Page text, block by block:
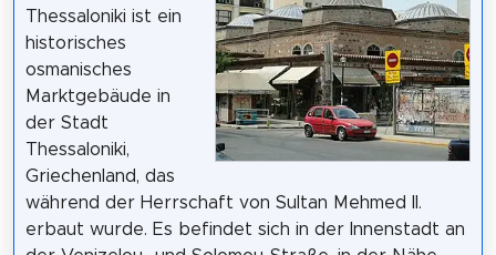
Thessaloniki ist ein
historisches
osmanisches
Marktgebäude in
der Stadt
Thessaloniki,
Griechenland, das
während der Herrschaft von Sultan Mehmed II.
erbaut wurde. Es befindet sich in der Innenstadt an